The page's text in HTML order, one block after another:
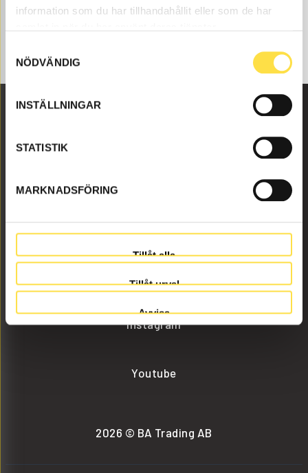
information som du har tillhandahållit eller som de har
NÖDVÄNDIG
INSTÄLLNINGAR
STATISTIK
MARKNADSFÖRING
Tillåt alla
Tillåt urval
Avvisa
info@batrading.se
+46 (0) 152-32500
Instagram
Youtube
2026 © BA Trading AB